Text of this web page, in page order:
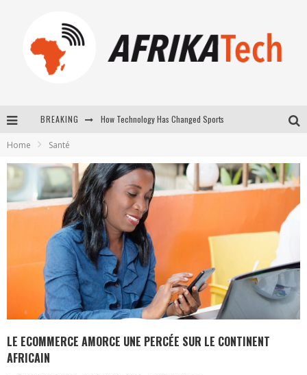
BREAKING
La Révolution Silencieuse : Quand Les Entrepreneurs Africains Décident de ne Plus se Taire
New to online sports betting? Consider These Tips to Play Your First Online Sports Betting Successfully
Home Santé
LE ECOMMERCE AMORCE UNE PERCÉE SUR LE CONTINENT
AFRICAIN